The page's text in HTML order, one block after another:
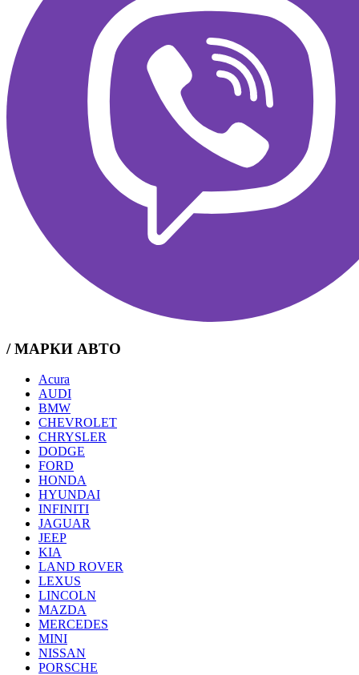
/ МАРКИ АВТО
Acura
AUDI
BMW
CHEVROLET
CHRYSLER
DODGE
FORD
HONDA
HYUNDAI
INFINITI
JAGUAR
JEEP
KIA
LAND ROVER
LEXUS
LINCOLN
MAZDA
MERCEDES
MINI
NISSAN
PORSCHE